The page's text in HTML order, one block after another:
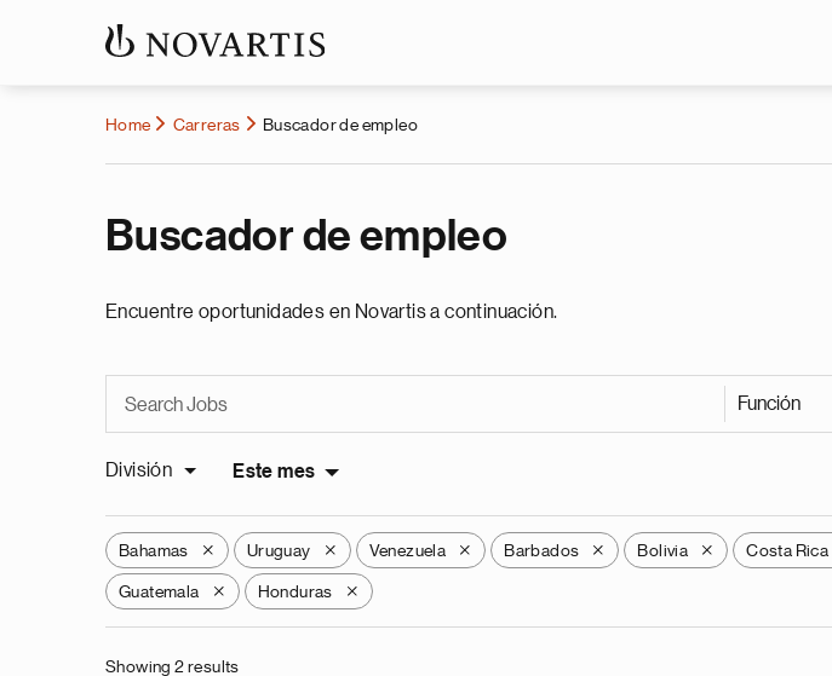
Home Carreras Buscador de empleo
Buscador de empleo
Encuentre oportunidades en Novartis a continuación.
Función
División Este mes
Bahamas X Uruguay X Venezuela X Barbados X Bolivia X Costa Rica
Guatemala X Honduras X
Showing 2 results